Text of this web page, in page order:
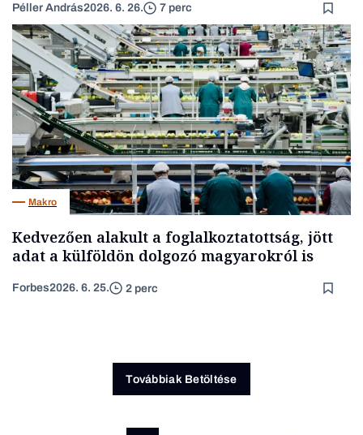
Péller András2026. 6. 26. 7 perc
Makro
Kedvezően alakult a foglalkoztatottság, jött
adat a külföldön dolgozó magyarokról is
Forbes2026. 6. 25. 2 perc
Továbbiak Betöltése